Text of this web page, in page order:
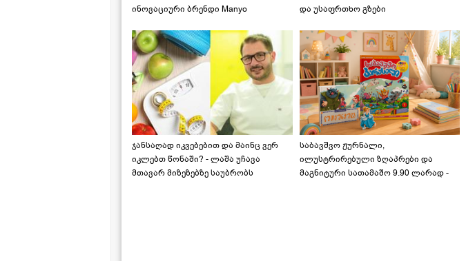
ინოვაციური ბრენდი Manyo
და უსაფრთხო გზები
ჯანსაღად იკვებებით და მაინც ვერ
იკლებთ წონაში? - ლაშა უჩავა
მთავარ მიზეზებზე საუბრობს
საბავშვო ჟურნალი,
ილუსტრირებული ზღაპრები და
მაგნიტური სათამაშო 9.90 ლარად -